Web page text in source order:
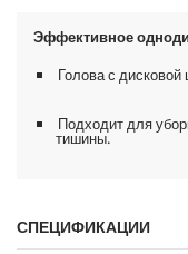
Эффективное
Голова с дисковой
Подходит для
тишины.
СПЕЦИФИКАЦИИ